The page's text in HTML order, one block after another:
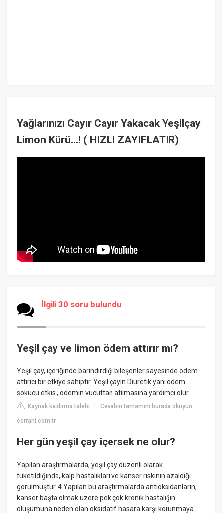
Yağlarınızı Cayır Cayır Yakacak Yeşilçay
Limon Kürü...! ( HIZLI ZAYIFLATIR)
İlgili 30 soru bulundu
Yeşil çay ve limon ödem attırır mı?
Yeşil çay, içeriğinde barındırdığı bileşenler sayesinde ödem
attırıcı bir etkiye sahiptir. Yeşil çayın Diüretik yani ödem
sökücü etkisi, ödemin vücuttan atılmasına yardımcı olur.
Kaynak kaldırma talebi |Cevabın tamamını burada okuyun:
cerrahi.com.tr
Her gün yeşil çay içersek ne olur?
Yapılan araştırmalarda, yeşil çay düzenli olarak
tüketildiğinde, kalp hastalıkları ve kanser riskinin azaldığı
görülmüştür. 4 Yapılan bu araştırmalarda antioksidanların,
kanser başta olmak üzere pek çok kronik hastalığın
oluşumuna neden olan oksidatif hasara karşı korunmaya